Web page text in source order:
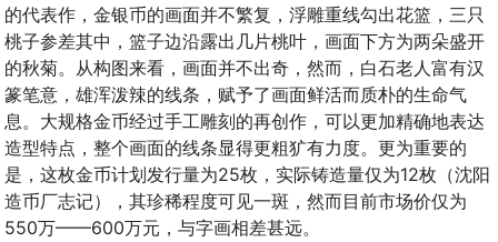
的代表作，金银币的画面并不繁复，浮雕重线勾出花篮，三只
桃子参差其中，篮子边沿露出几片桃叶，画面下方为两朵盛开
的秋菊。从构图来看，画面并不出奇，然而，白石老人富有汉
篆笔意，雄浑泼辣的线条，赋予了画面鲜活而质朴的生命气
息。大规格金币经过手工雕刻的再创作，可以更加精确地表达
造型特点，整个画面的线条显得更粗犷有力度。更为重要的
是，这枚金币计划发行量为25枚，实际铸造量仅为12枚（沈阳
造币厂志记），其珍稀程度可见一斑，然而目前市场价仅为
550万——600万元，与字画相差甚远。